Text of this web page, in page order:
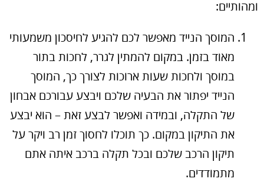
ומהותיים:
המוסך הנייד מאפשר לכם להגיע לחיסכון משמעותי
מאוד בזמן. במקום להמתין לגרר, לחכות בתור
במוסך ולחכות שעות ארוכות לצורך כך, המוסך
הנייד יפתור את הבעיה שלכם ויבצע עבורכם אבחון
של התקלה, ובמידה ואפשר לבצע זאת – הוא יבצע
את התיקון במקום. כך תוכלו לחסוך זמן רב ויקר על
תיקון הרכב שלכם ובכל תקלה ברכב איתה אתם
מתמודדים.